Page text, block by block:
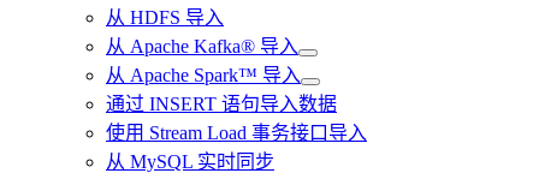
从 HDFS 导入
从 Apache Kafka® 导入
从 Apache Spark™ 导入
通过 INSERT 语句导入数据
使用 Stream Load 事务接口导入
从 MySQL 实时同步